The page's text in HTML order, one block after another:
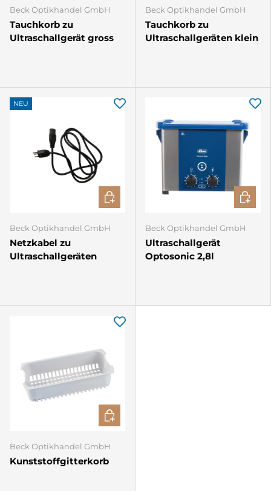
Beck Optikhandel GmbH
Tauchkorb zu
Ultraschallgerät gross
Beck Optikhandel GmbH
Tauchkorb zu
Ultraschallgeräten klein
NEU
Beck Optikhandel GmbH
Netzkabel zu
Ultraschallgeräten
IN DEN WARENKORB
Beck Optikhandel GmbH
Ultraschallgerät
Optosonic 2,8l
IN DEN
Beck Optikhandel GmbH
Kunststoffgitterkorb
IN DEN WARENKORB